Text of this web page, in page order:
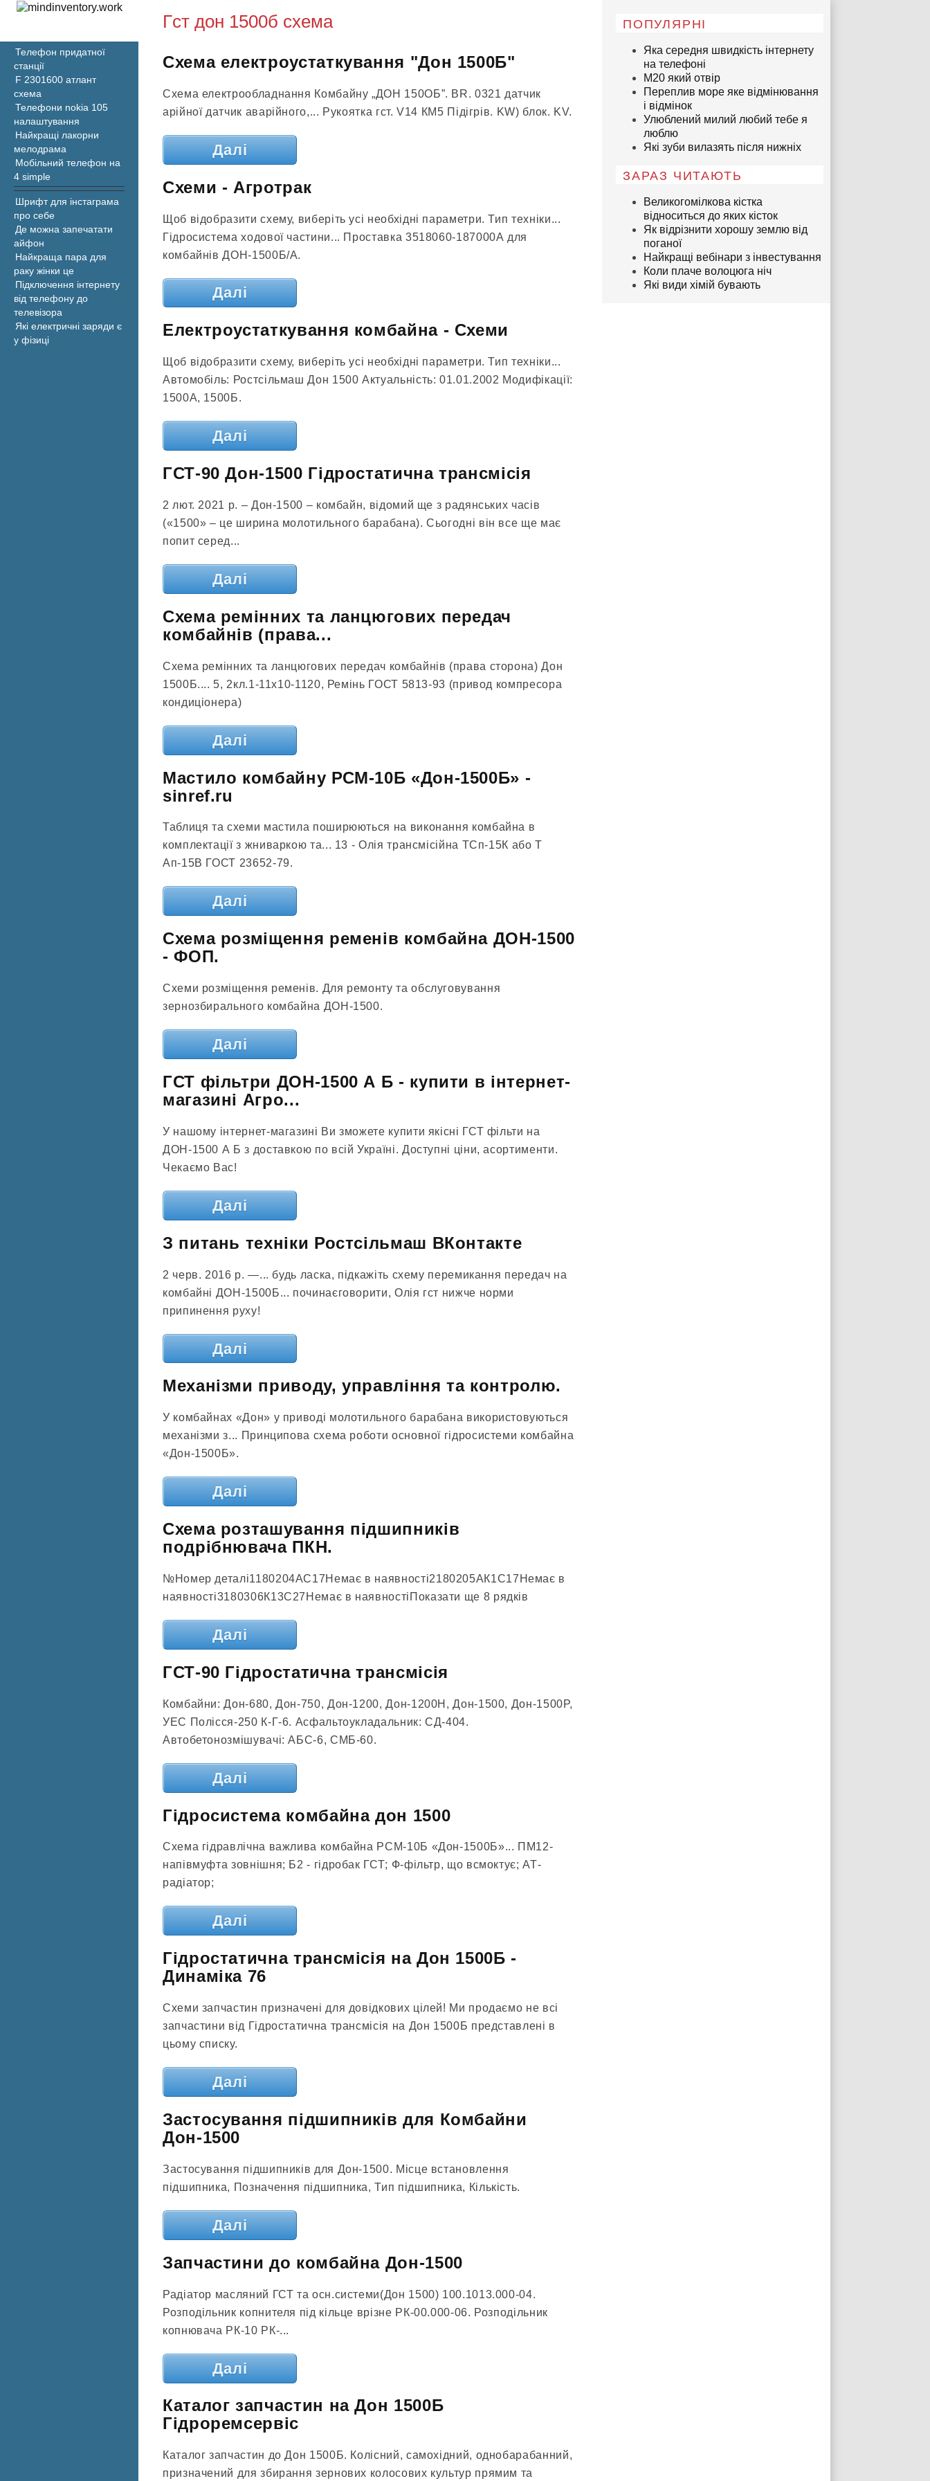
Гст дон 1500б схема
Схема електроустаткування "Дон 1500Б"
Схема електрообладнання Комбайну „ДОН 150ОБ”. BR. 0321 датчик
арійної датчик аварійного,... Рукоятка гст. V14 КМ5 Підігрів. KW) блок. KV.
Далі
Схеми - Агротрак
Щоб відобразити схему, виберіть усі необхідні параметри. Тип техніки...
Гідросистема ходової частини... Проставка 3518060-187000А для
комбайнів ДОН-1500Б/А.
Далі
Електроустаткування комбайна - Схеми
Щоб відобразити схему, виберіть усі необхідні параметри. Тип техніки...
Автомобіль: Ростсільмаш Дон 1500 Актуальність: 01.01.2002 Модифікації:
1500А, 1500Б.
Далі
ГСТ-90 Дон-1500 Гідростатична трансмісія
2 лют. 2021 р. – Дон-1500 – комбайн, відомий ще з радянських часів
(«1500» – це ширина молотильного барабана). Сьогодні він все ще має
попит серед...
Далі
Схема ремінних та ланцюгових передач
комбайнів (права...
Схема ремінних та ланцюгових передач комбайнів (права сторона) Дон
1500Б.... 5, 2кл.1-11х10-1120, Ремінь ГОСТ 5813-93 (привод компресора
кондиціонера)
Далі
Мастило комбайну РСМ-10Б «Дон-1500Б» -
sinref.ru
Таблиця та схеми мастила поширюються на виконання комбайна в
комплектації з жниваркою та... 13 - Олія трансмісійна ТСп-15К або Т
Ап-15В ГОСТ 23652-79.
Далі
Схема розміщення ременів комбайна ДОН-1500
- ФОП.
Схеми розміщення ременів. Для ремонту та обслуговування
зернозбирального комбайна ДОН-1500.
Далі
ГСТ фільтри ДОН-1500 А Б - купити в інтернет-
магазині Агро...
У нашому інтернет-магазині Ви зможете купити якісні ГСТ фільти на
ДОН-1500 А Б з доставкою по всій Україні. Доступні ціни, асортименти.
Чекаємо Вас!
Далі
З питань техніки Ростсільмаш ВКонтакте
2 черв. 2016 р. —... будь ласка, підкажіть схему перемикання передач на
комбайні ДОН-1500Б... починаєговорити, Олія гст нижче норми
припинення руху!
Далі
Механізми приводу, управління та контролю.
У комбайнах «Дон» у приводі молотильного барабана використовуються
механізми з... Принципова схема роботи основної гідросистеми комбайна
«Дон-1500Б».
Далі
Схема розташування підшипників
подрібнювача ПКН.
№Номер деталі1180204АС17Немає в наявності2180205АК1С17Немає в
наявності3180306К13С27Немає в наявностіПоказати ще 8 рядків
Далі
ГСТ-90 Гідростатична трансмісія
Комбайни: Дон-680, Дон-750, Дон-1200, Дон-1200Н, Дон-1500, Дон-1500Р,
УЕС Полісся-250 К-Г-6. Асфальтоукладальник: СД-404.
Автобетонозмішувачі: АБС-6, СМБ-60.
Далі
Гідросистема комбайна дон 1500
Схема гідравлічна важлива комбайна РСМ-10Б «Дон-1500Б»... ПМ12-
напівмуфта зовнішня; Б2 - гідробак ГСТ; Ф-фільтр, що всмоктує; АТ-
радіатор;
Далі
Гідростатична трансмісія на Дон 1500Б -
Динаміка 76
Схеми запчастин призначені для довідкових цілей! Ми продаємо не всі
запчастини від Гідростатична трансмісія на Дон 1500Б представлені в
цьому списку.
Далі
Застосування підшипників для Комбайни
Дон-1500
Застосування підшипників для Дон-1500. Місце встановлення
підшипника, Позначення підшипника, Тип підшипника, Кількість.
Далі
Запчастини до комбайна Дон-1500
Радіатор масляний ГСТ та осн.системи(Дон 1500) 100.1013.000-04.
Розподільник копнителя під кільце врізне РК-00.000-06. Розподільник
копнювача РК-10 РК-...
Далі
Каталог запчастин на Дон 1500Б
Гідроремсервіс
Каталог запчастин до Дон 1500Б. Колісний, самохідний, однобарабанний,
призначений для збирання зернових колосових культур прямим та
ПОПУЛЯРНІ
Яка середня швидкість інтернету
на телефоні
М20 який отвір
Переплив море яке відмінювання
і відмінок
Улюблений милий любий тебе я
люблю
Які зуби вилазять після нижніх
ЗАРАЗ ЧИТАЮТЬ
Великогомілкова кістка
відноситься до яких кісток
Як відрізнити хорошу землю від
поганої
Найкращі вебінари з інвестування
Коли плаче волоцюга ніч
Які види хімій бувають
Телефон придатної
станції
F 2301600 атлант
схема
Телефони nokia 105
налаштування
Найкращі лакорни
мелодрама
Мобільний телефон на
4 simple
Шрифт для інстаграма
про себе
Де можна запечатати
айфон
Найкраща пара для
раку жінки це
Підключення інтернету
від телефону до
телевізора
Які електричні заряди є
у фізиці